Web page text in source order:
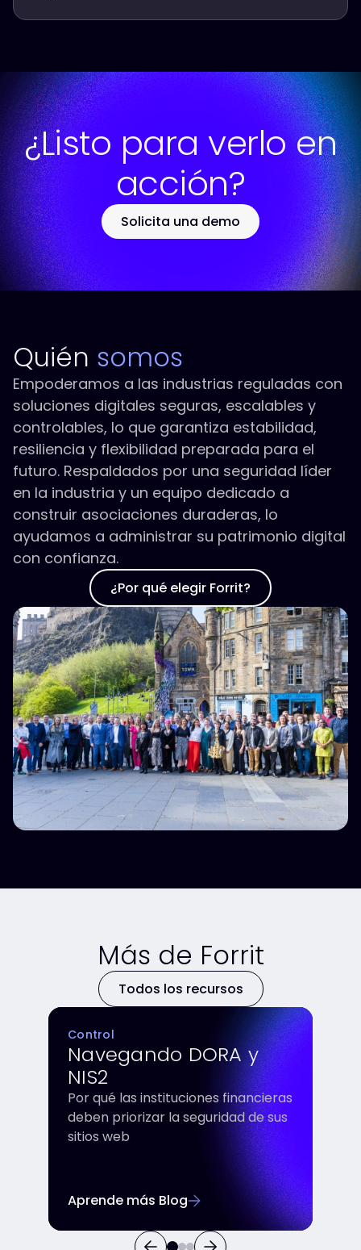
¿Listo para verlo en
acción?
Solicita una demo
Quién somos
Empoderamos a las industrias reguladas con
soluciones digitales seguras, escalables y
controlables, lo que garantiza estabilidad,
resiliencia y flexibilidad preparada para el
futuro. Respaldados por una seguridad líder
en la industria y un equipo dedicado a
construir asociaciones duraderas, lo
ayudamos a administrar su patrimonio digital
con confianza.
¿Por qué elegir Forrit?
Más de Forrit
Todos los recursos
Control
Navegando DORA y
NIS2
Por qué las instituciones financieras
deben priorizar la seguridad de sus
sitios web
Aprende más Blog